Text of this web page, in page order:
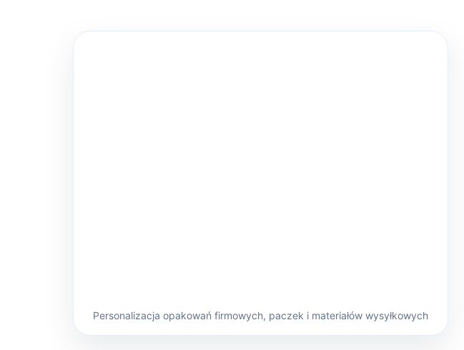
Personalizacja opakowań firmowych, paczek i materiałów wysyłkowych